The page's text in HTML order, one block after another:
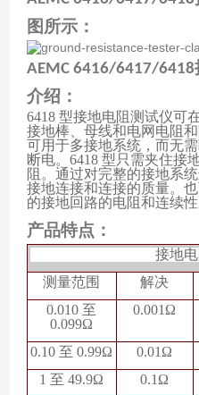
图所示：
AEMC 6416/6417/6418
介绍：
6418 型接地电阻测试仪可
接地棒、母线和电网电阻
可用于多接地系统，而无
断电。6418 型只需夹住接
阻。通过对完整的接地系
接地连接和连接的质量。
的接地回路的电阻和连续性
产品特点：
接地
测量范围
解决
0.010 至
0.099Ω
0.001Ω
0.10 至 0.99Ω 0.01Ω
1 至 49.9Ω
0.1Ω